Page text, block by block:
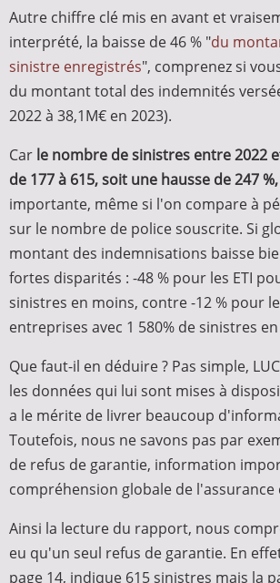
Autre chiffre clé mis en avant et
interprété, la baisse de 46 % "du
sinistre enregistrés", comprenez si
du montant total des indemnités
2022 à 38,1M€ en 2023).
Car le nombre de sinistres entre 2022
de 177 à 615, soit une hausse de 247 %,
importante, même si l'on compare à
sur le nombre de police souscrite. Si
montant des indemnisations baisse
fortes disparités : -48 % pour les ETI
sinistres en moins, contre -12 % pour
entreprises avec 1 580% de sinistres
Que faut-il en déduire ? Pas simple,
les données qui lui sont mises à
a le mérite de livrer beaucoup
Toutefois, nous ne savons pas par
de refus de garantie, information
compréhension globale de l'assurance
Ainsi la lecture du rapport, nous
eu qu'un seul refus de garantie. En
page 14, indique 615 sinistres mais la